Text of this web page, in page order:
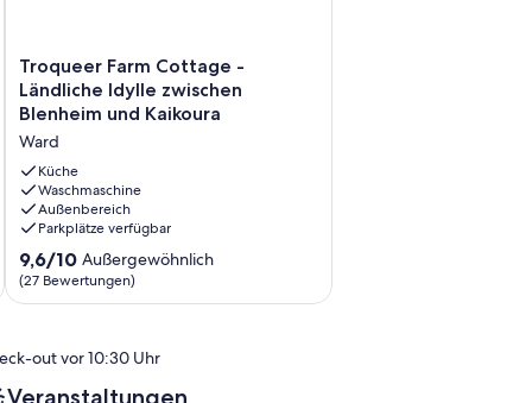
Troqueer
Farm
Cottage
Ländliche
Idylle
zwischen
Blenheim
und
Kaikoura
Ward
Troqueer Farm Cottage -
Ländliche Idylle zwischen
Blenheim und Kaikoura
Ward
Küche
Waschmaschine
Außenbereich
Parkplätze verfügbar
9.6
von
10,
Bewertungen)
9,6/10 Außergewöhnlich
(27 Bewertungen)
out vor 10:30 Uhr